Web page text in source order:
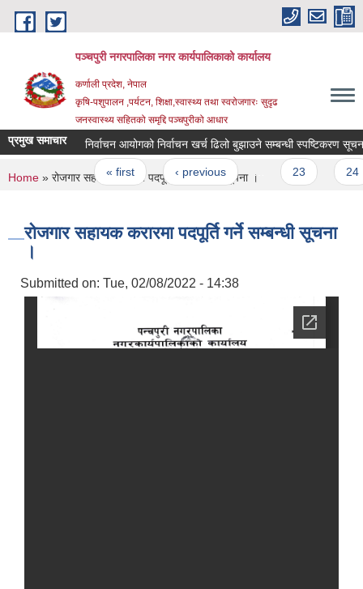
Skip to main content
पञ्चपुरी नगरपालिका नगर कार्यपालिकाको कार्यालय
कर्णाली प्रदेश, नेपाल
कृषि-पशुपालन ,पर्यटन, शिक्षा,स्वास्थ्य तथा स्वरोजगारः सुदृढ
जनस्वास्थ्य सहितको समृद्दि पञ्चपुरीको आधार
प्रमुख समाचारनिर्वाचन आयोगको निर्वाचन खर्च ढिलो बुझाउने सम्बन्धी स्पष्टिकरण सूचना र
Pages
« first ‹ previous …
You are here
Home » रोजगार सहायक करारमा पदपूर्ति गर्ने सम्बन्धी सूचना ।
रोजगार सहायक करारमा पदपूर्ति गर्ने सम्बन्धी सूचना
।
Submitted on: Tue, 02/08/2022 - 14:38